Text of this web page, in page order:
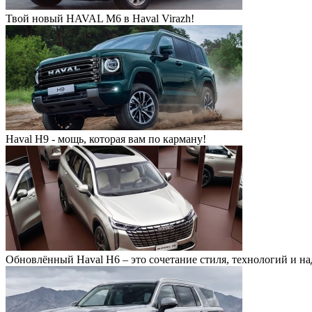
Твой новый HAVAL M6 в Haval Virazh!
Haval H9 - мощь, которая вам по карману!
Обновлённый Haval H6 – это сочетание стиля, технологий и